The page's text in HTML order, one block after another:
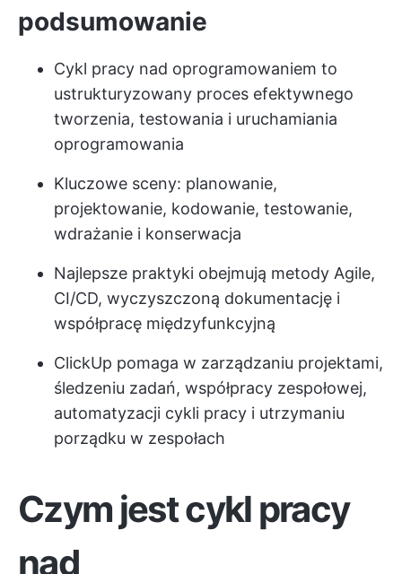
podsumowanie
Cykl pracy nad oprogramowaniem to
ustrukturyzowany proces efektywnego
tworzenia, testowania i uruchamiania
oprogramowania
Kluczowe sceny: planowanie,
projektowanie, kodowanie, testowanie,
wdrażanie i konserwacja
Najlepsze praktyki obejmują metody Agile,
CI/CD, wyczyszczoną dokumentację i
współpracę międzyfunkcyjną
ClickUp pomaga w zarządzaniu projektami,
śledzeniu zadań, współpracy zespołowej,
automatyzacji cykli pracy i utrzymaniu
porządku w zespołach
Czym jest cykl pracy
nad